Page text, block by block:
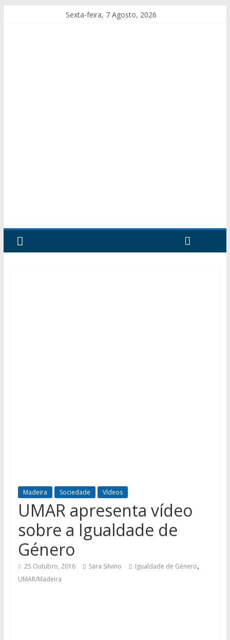
Sexta-feira, 7 Agosto, 2026
Madeira Sociedade Vídeos
UMAR apresenta vídeo
sobre a Igualdade de
Género
25 Outubro, 2016 Sara Silvino Igualdade de Género,
UMAR/Madeira